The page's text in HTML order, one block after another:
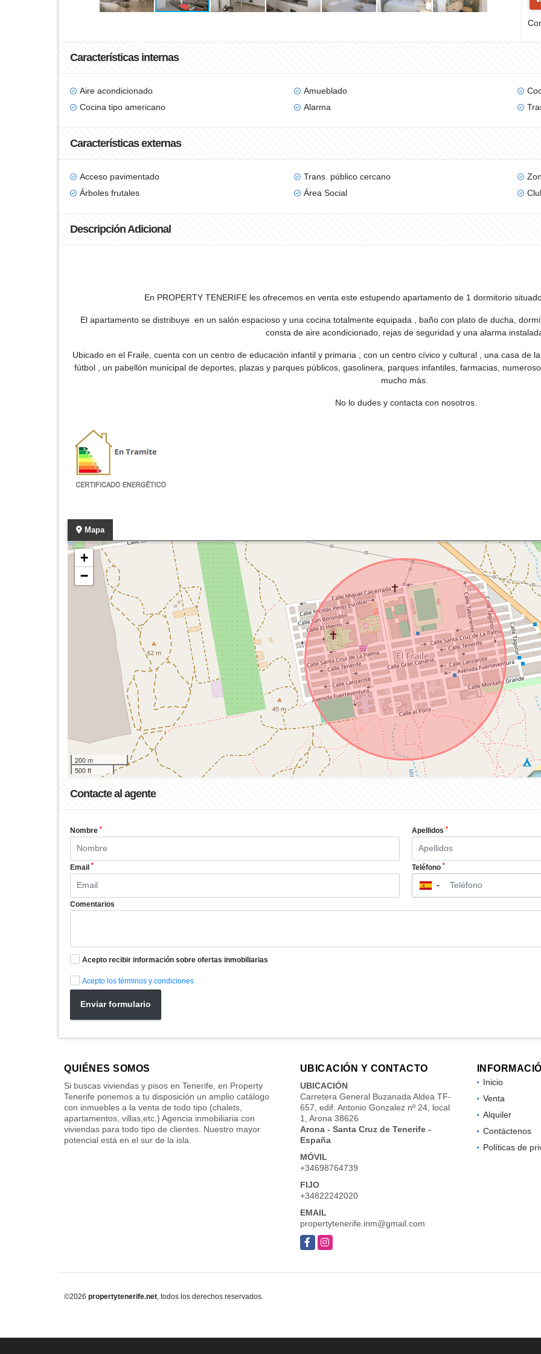
Características internas
Aire acondicionado Amueblado
Cocina tipo americano
Alarma
Características externas
Acceso pavimentado Trans. público cercano
Árboles frutales
Área Social
Descripción Adicional
En PROPERTY TENERIFE les ofrecemos en venta este estupendo apartamento de 1 dormitorio
El apartamento se distribuye en un salón espacioso y una cocina totalmente equipada , baño con plato de ducha,
consta de aire acondicionado, rejas de seguridad y una alarma
Ubicado en el Fraile, cuenta con un centro de educación infantil y primaria , con un centro cívico y cultural , una casa de
fútbol , un pabellón municipal de deportes, plazas y parques públicos, gasolinera, parques infantiles, farmacias,
mucho más.
No lo dudes y contacta con nosotros.
Mapa
+
−
200 m
500 ft
Contacte al agente
Nombre * Apellidos *
Email * Teléfono *
▼
Comentarios
Acepto recibir información sobre ofertas inmobiliarias
Acepto los términos y condiciones
Enviar formulario
QUIÉNES SOMOS
Si buscas viviendas y pisos en Tenerife, en Property
Tenerife ponemos a tu disposición un amplio catálogo
con inmuebles a la venta de todo tipo (chalets,
apartamentos, villas,etc.) Agencia inmobiliaria con
viviendas para todo tipo de clientes. Nuestro mayor
potencial está en el sur de la isla.
UBICACIÓN Y CONTACTO
UBICACIÓN
Carretera General Buzanada Aldea TF-
657, edif. Antonio Gonzalez nº 24, local
1, Arona 38626
Arona - Santa Cruz de Tenerife -
España
MÓVIL
+34698764739
FIJO
+34822242020
EMAIL
propertytenerife.inm@gmail.com
FacebookInstagram
Inicio
Venta
Alquiler
Contáctenos
Políticas de
©2026 propertytenerife.net, todos los derechos reservados.